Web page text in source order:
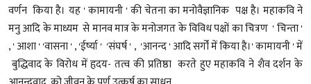
वर्णन किया है। यह ' कामायनी ' की चेतना का मनोवैज्ञानिक पक्ष है। महाकवि ने
मनु आदि के माध्यम से मानव मात्र के मनोजगत के विविध पक्षों का चित्रण ' चिन्ता '
, ' आशा ' 'वासना ' , 'ईर्ष्या ' 'संघर्ष ' , 'आनन्द ' आदि सर्गों में किया है।' कामायनी ' में
बुद्धिवाद के विरोध में हृदय- तत्व की प्रतिष्ठा करते हुए महाकवि ने शैव दर्शन के